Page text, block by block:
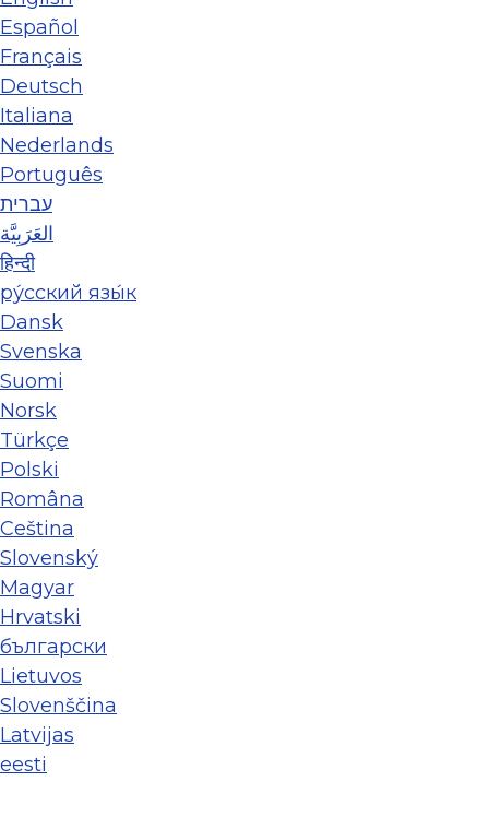
Español
Français
Deutsch
Italiana
Nederlands
Português
עברית
العَرَبِيَّة
हिन्दी
ру́сский язы́к
Dansk
Svenska
Suomi
Norsk
Türkçe
Polski
Româna
Ceština
Slovenský
Magyar
Hrvatski
български
Lietuvos
Slovenščina
Latvijas
eesti